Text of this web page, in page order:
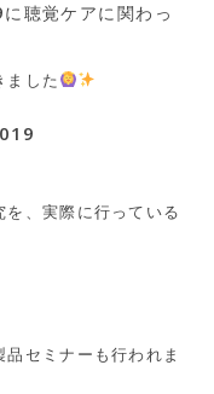
に聴覚ケアに関わっ
ました
、実際に行っている
セミナーも行われま